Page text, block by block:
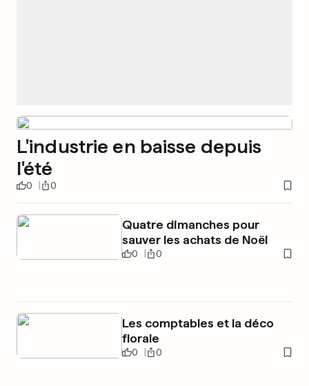
L'industrie en baisse depuis
l'été
0 0
Quatre dimanches pour
sauver les achats de Noël
0 0
Les comptables et la déco
florale
0 0